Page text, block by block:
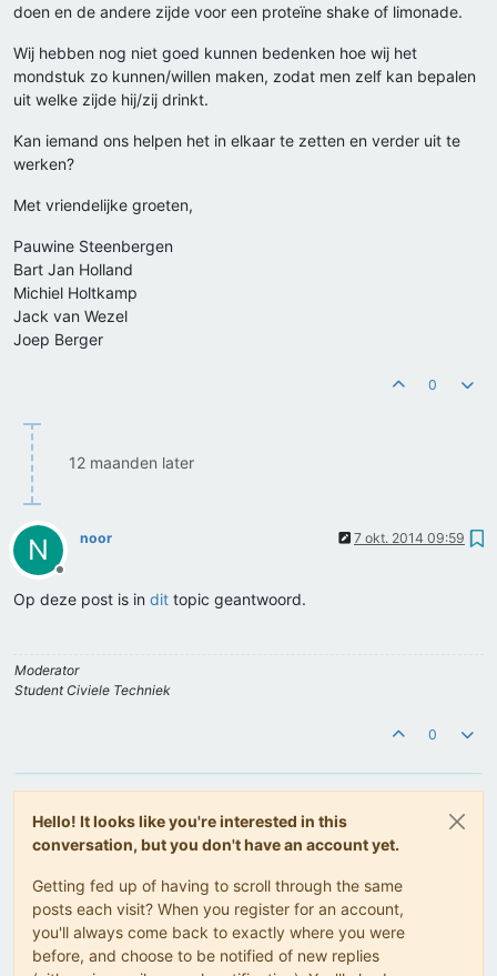
doen en de andere zijde voor een proteïne shake of limonade.
Wij hebben nog niet goed kunnen bedenken hoe wij het
mondstuk zo kunnen/willen maken, zodat men zelf kan bepalen
uit welke zijde hij/zij drinkt.
Kan iemand ons helpen het in elkaar te zetten en verder uit te
werken?
Met vriendelijke groeten,
Pauwine Steenbergen
Bart Jan Holland
Michiel Holtkamp
Jack van Wezel
Joep Berger
0
12 maanden later
N
Offline
noor 7 okt. 2014 09:59
Op deze post is in dit topic geantwoord.
Moderator
Student Civiele Techniek
0
Hello! It looks like you're interested in this
conversation, but you don't have an account yet.
Getting fed up of having to scroll through the same
posts each visit? When you register for an account,
you'll always come back to exactly where you were
before, and choose to be notified of new replies